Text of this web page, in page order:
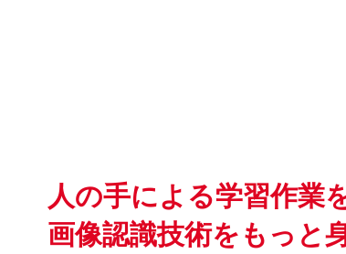
人の手による学習作業
画像認識技術をもっと